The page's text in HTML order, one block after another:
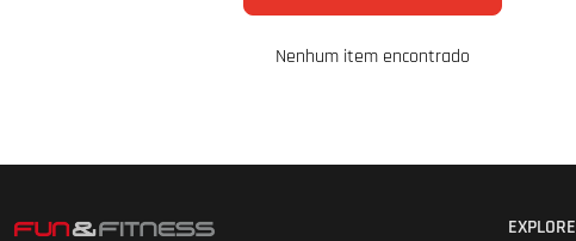
Nenhum item encontrado
EXPLORE